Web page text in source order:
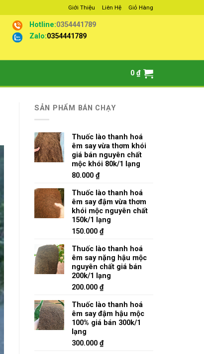
Giới Thiệu Liên Hệ Giỏ Hàng
Hotline:0354441789
Zalo:0354441789
0₫
SẢN PHẨM BÁN CHẠY
Thuốc lào thanh hoá
êm say vừa thơm khói
giá bán nguyên chất
mộc khói 80k/1 lạng
80.000 ₫
Thuốc lào thanh hoá
êm say đậm vừa thơm
khói mộc nguyên chất
150k/1 lạng
150.000 ₫
Thuốc lào thanh hoá
êm say nặng hậu mộc
nguyên chất giá bán
200k/1 lạng
200.000 ₫
Thuốc lào thanh hoá
êm say đậm hậu mộc
100% giá bán 300k/1
lạng
300.000 ₫